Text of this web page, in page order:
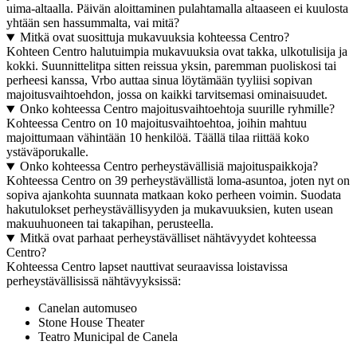
uima-altaalla. Päivän aloittaminen pulahtamalla altaaseen ei kuulosta
yhtään sen hassummalta, vai mitä?
Mitkä ovat suosittuja mukavuuksia kohteessa Centro?
Kohteen Centro halutuimpia mukavuuksia ovat takka, ulkotulisija ja
kokki. Suunnittelitpa sitten reissua yksin, paremman puoliskosi tai
perheesi kanssa, Vrbo auttaa sinua löytämään tyyliisi sopivan
majoitusvaihtoehdon, jossa on kaikki tarvitsemasi ominaisuudet.
Onko kohteessa Centro majoitusvaihtoehtoja suurille ryhmille?
Kohteessa Centro on 10 majoitusvaihtoehtoa, joihin mahtuu
majoittumaan vähintään 10 henkilöä. Täällä tilaa riittää koko
ystäväporukalle.
Onko kohteessa Centro perheystävällisiä majoituspaikkoja?
Kohteessa Centro on 39 perheystävällistä loma-asuntoa, joten nyt on
sopiva ajankohta suunnata matkaan koko perheen voimin. Suodata
hakutulokset perheystävällisyyden ja mukavuuksien, kuten usean
makuuhuoneen tai takapihan, perusteella.
Mitkä ovat parhaat perheystävälliset nähtävyydet kohteessa
Centro?
Kohteessa Centro lapset nauttivat seuraavissa loistavissa
perheystävällisissä nähtävyyksissä:
Canelan automuseo
Stone House Theater
Teatro Municipal de Canela